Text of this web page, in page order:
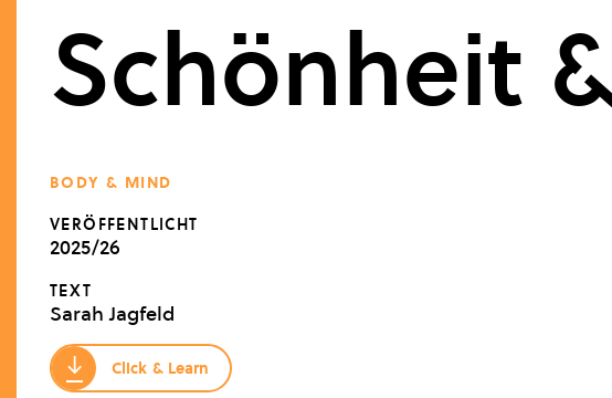
ECONOMY
LIFESTYLE
Fair Fashion
Bionik
Schönheit
BODY & MIND
VERÖFFENTLICHT
2025/26
TEXT
Sarah Jagfeld
↓ Click & Learn